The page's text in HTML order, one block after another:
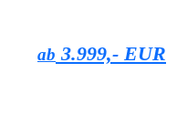
ab 3.999,- EUR